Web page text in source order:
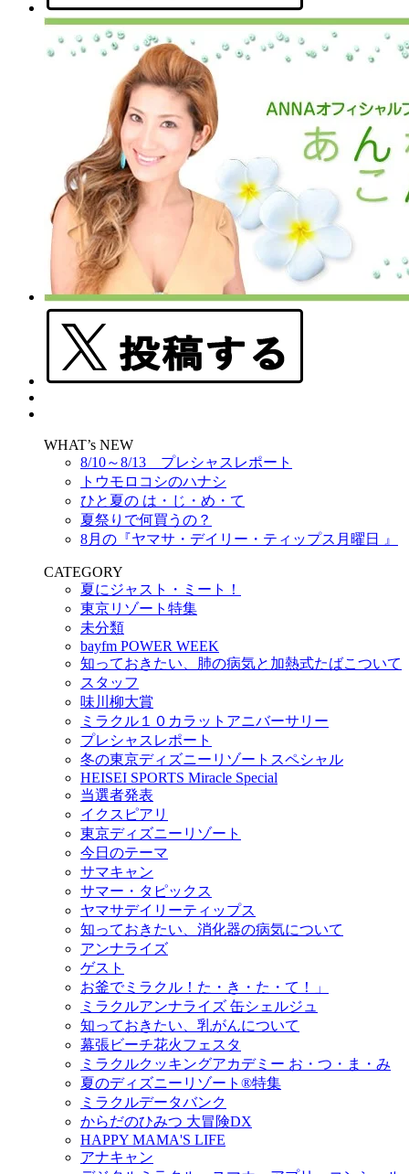
WHAT’s NEW
8/10～8/13 プレシャスレポート
トウモロコシのハナシ
ひと夏の は・じ・め・て
夏祭りで何買うの？
8月の『ヤマサ・デイリー・ティップス月曜日 』
CATEGORY
夏にジャスト・ミート！
東京リゾート特集
未分類
bayfm POWER WEEK
知っておきたい、肺の病気と加熱式たばこついて
スタッフ
味川柳大賞
ミラクル１０カラットアニバーサリー
プレシャスレポート
冬の東京ディズニーリゾートスペシャル
HEISEI SPORTS Miracle Special
当選者発表
イクスピアリ
東京ディズニーリゾート
今日のテーマ
サマキャン
サマー・タピックス
ヤマサデイリーティップス
知っておきたい、消化器の病気について
アンナライズ
ゲスト
お釜でミラクル！た・き・た・て！」
ミラクルアンナライズ 缶シェルジュ
知っておきたい、乳がんについて
幕張ビーチ花火フェスタ
ミラクルクッキングアカデミー お・つ・ま・み
夏のディズニーリゾート®特集
ミラクルデータバンク
からだのひみつ 大冒険DX
HAPPY MAMA'S LIFE
アナキャン